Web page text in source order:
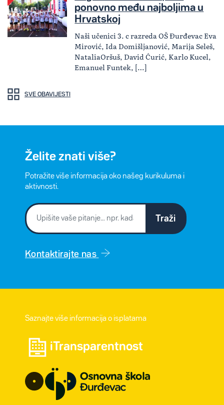
ponovno među najboljima u
Hrvatskoj
Naši učenici 3. c razreda OŠ Đurđevac Eva
Mirović, Ida Domišljanović, Marija Seleš,
NataliaOršuš, David Ćurić, Karlo Kucel,
Emanuel Funtek, […]
SVE OBAVIJESTI
Želite znati više?
Potražite više informacija oko našeg kurikuluma i
aktivnosti.
Traži
Kontaktirajte nas
Saznajte više informacija o isplatama
iTransparentnost